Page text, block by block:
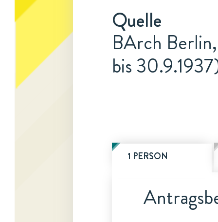
Quelle
BArch
bis
1 PERSON